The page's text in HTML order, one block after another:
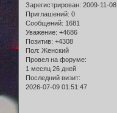
Зарегистрирован: 2009-11-08
Приглашений: 0
Сообщений: 1681
Уважение: +4686
Позитив: +4308
Пол: Женский
Провел на форуме:
1 месяц 26 дней
Последний визит:
2026-07-09 01:51:47